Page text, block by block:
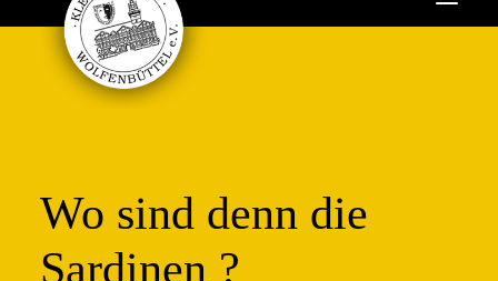
Wo sind denn die
Sardinen ?